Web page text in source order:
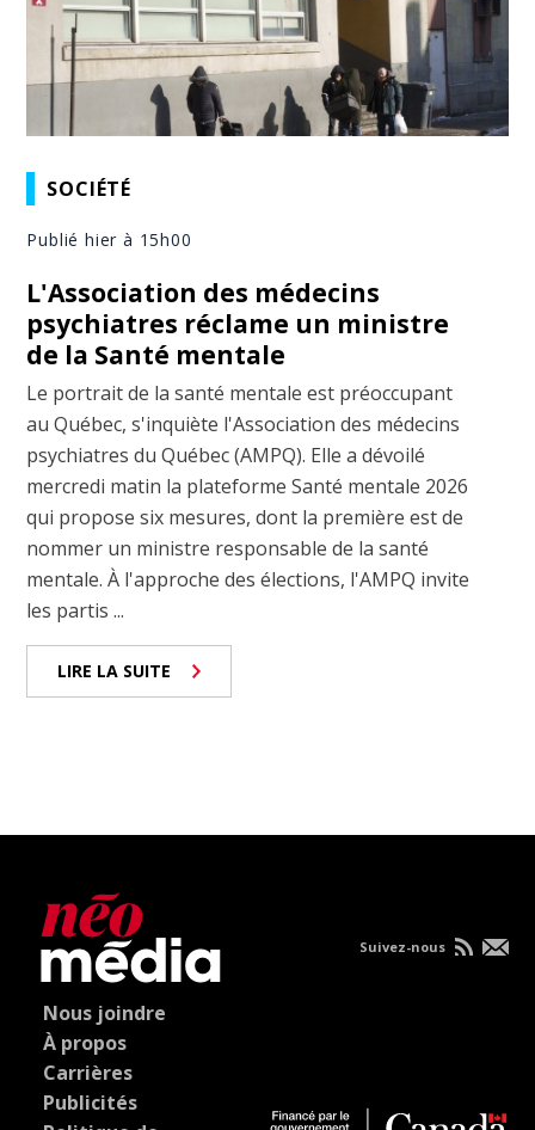
SOCIÉTÉ
Publié hier à 15h00
L'Association des médecins
psychiatres réclame un ministre
de la Santé mentale
Le portrait de la santé mentale est préoccupant
au Québec, s'inquiète l'Association des médecins
psychiatres du Québec (AMPQ). Elle a dévoilé
mercredi matin la plateforme Santé mentale 2026
qui propose six mesures, dont la première est de
nommer un ministre responsable de la santé
mentale. À l'approche des élections, l'AMPQ invite
les partis ...
LIRE LA SUITE
Nous joindre
À propos
Carrières
Publicités
Suivez-nous